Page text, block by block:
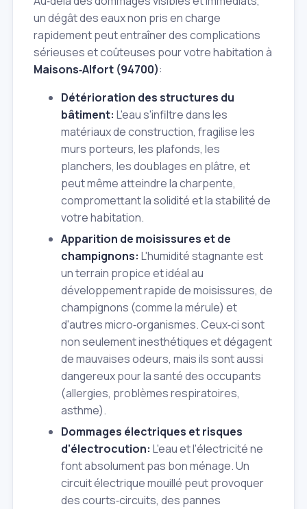
un dégât des eaux non pris en charge
rapidement peut entraîner des complications
sérieuses et coûteuses pour votre habitation à
Maisons‑Alfort (94700):
Détérioration des structures du
bâtiment: L'eau s'infiltre dans les
matériaux de construction, fragilise les
murs porteurs, les plafonds, les
planchers, les doublages en plâtre, et
peut même atteindre la charpente,
compromettant la solidité et la stabilité de
votre habitation.
Apparition de moisissures et de
champignons: L'humidité stagnante est
un terrain propice et idéal au
développement rapide de moisissures, de
champignons (comme la mérule) et
d'autres micro‑organismes. Ceux‑ci sont
non seulement inesthétiques et dégagent
de mauvaises odeurs, mais ils sont aussi
dangereux pour la santé des occupants
(allergies, problèmes respiratoires,
asthme).
Dommages électriques et risques
d'électrocution: L'eau et l'électricité ne
font absolument pas bon ménage. Un
circuit électrique mouillé peut provoquer
des courts‑circuits, des pannes